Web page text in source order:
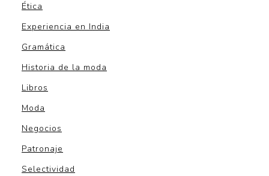
Ética
Experiencia en India
Gramática
Historia de la moda
Libros
Moda
Negocios
Patronaje
Selectividad